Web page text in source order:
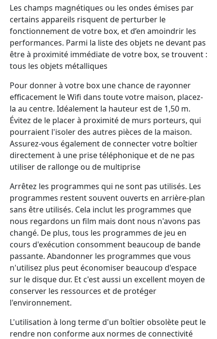
Les champs magnétiques ou les ondes émises par
certains appareils risquent de perturber le
fonctionnement de votre box, et d’en amoindrir les
performances. Parmi la liste des objets ne devant pas
être à proximité immédiate de votre box, se trouvent :
tous les objets métalliques
Pour donner à votre box une chance de rayonner
efficacement le Wifi dans toute votre maison, placez-
la au centre. Idéalement la hauteur est de 1,50 m.
Évitez de le placer à proximité de murs porteurs, qui
pourraient l'isoler des autres pièces de la maison.
Assurez-vous également de connecter votre boîtier
directement à une prise téléphonique et de ne pas
utiliser de rallonge ou de multiprise
Arrêtez les programmes qui ne sont pas utilisés. Les
programmes restent souvent ouverts en arrière-plan
sans être utilisés. Cela inclut les programmes que
nous regardons un film mais dont nous n'avons pas
changé. De plus, tous les programmes de jeu en
cours d'exécution consomment beaucoup de bande
passante. Abandonner les programmes que vous
n'utilisez plus peut économiser beaucoup d'espace
sur le disque dur. Et c'est aussi un excellent moyen de
conserver les ressources et de protéger
l'environnement.
L'utilisation à long terme d'un boîtier obsolète peut le
rendre non conforme aux normes de connectivité